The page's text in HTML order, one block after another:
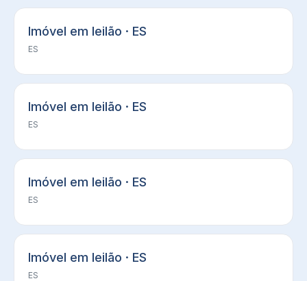
Imóvel em leilão · ES
ES
Imóvel em leilão · ES
ES
Imóvel em leilão · ES
ES
Imóvel em leilão · ES
ES